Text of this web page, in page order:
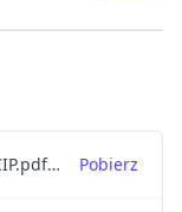
[1 MB] Pobierz